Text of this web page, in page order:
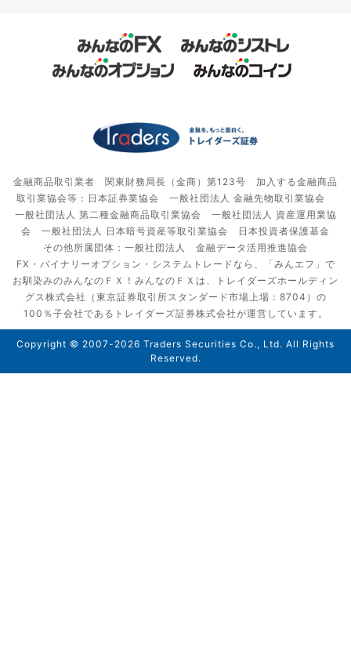
金融商品取引業者 関東財務局長（金商）第123号 加入する金融商品
取引業協会等：日本証券業協会 一般社団法人 金融先物取引業協会
一般社団法人 第二種金融商品取引業協会 一般社団法人 資産運用業協
会 一般社団法人 日本暗号資産等取引業協会 日本投資者保護基金
その他所属団体：一般社団法人 金融データ活用推進協会
FX・バイナリーオプション・システムトレードなら、「みんエフ」で
お馴染みのみんなのＦＸ！みんなのＦＸは、トレイダーズホールディン
グス株式会社（東京証券取引所スタンダード市場上場：8704）の
100％子会社であるトレイダーズ証券株式会社が運営しています。
Copyright © 2007-2026 Traders Securities Co., Ltd. All Rights
Reserved.